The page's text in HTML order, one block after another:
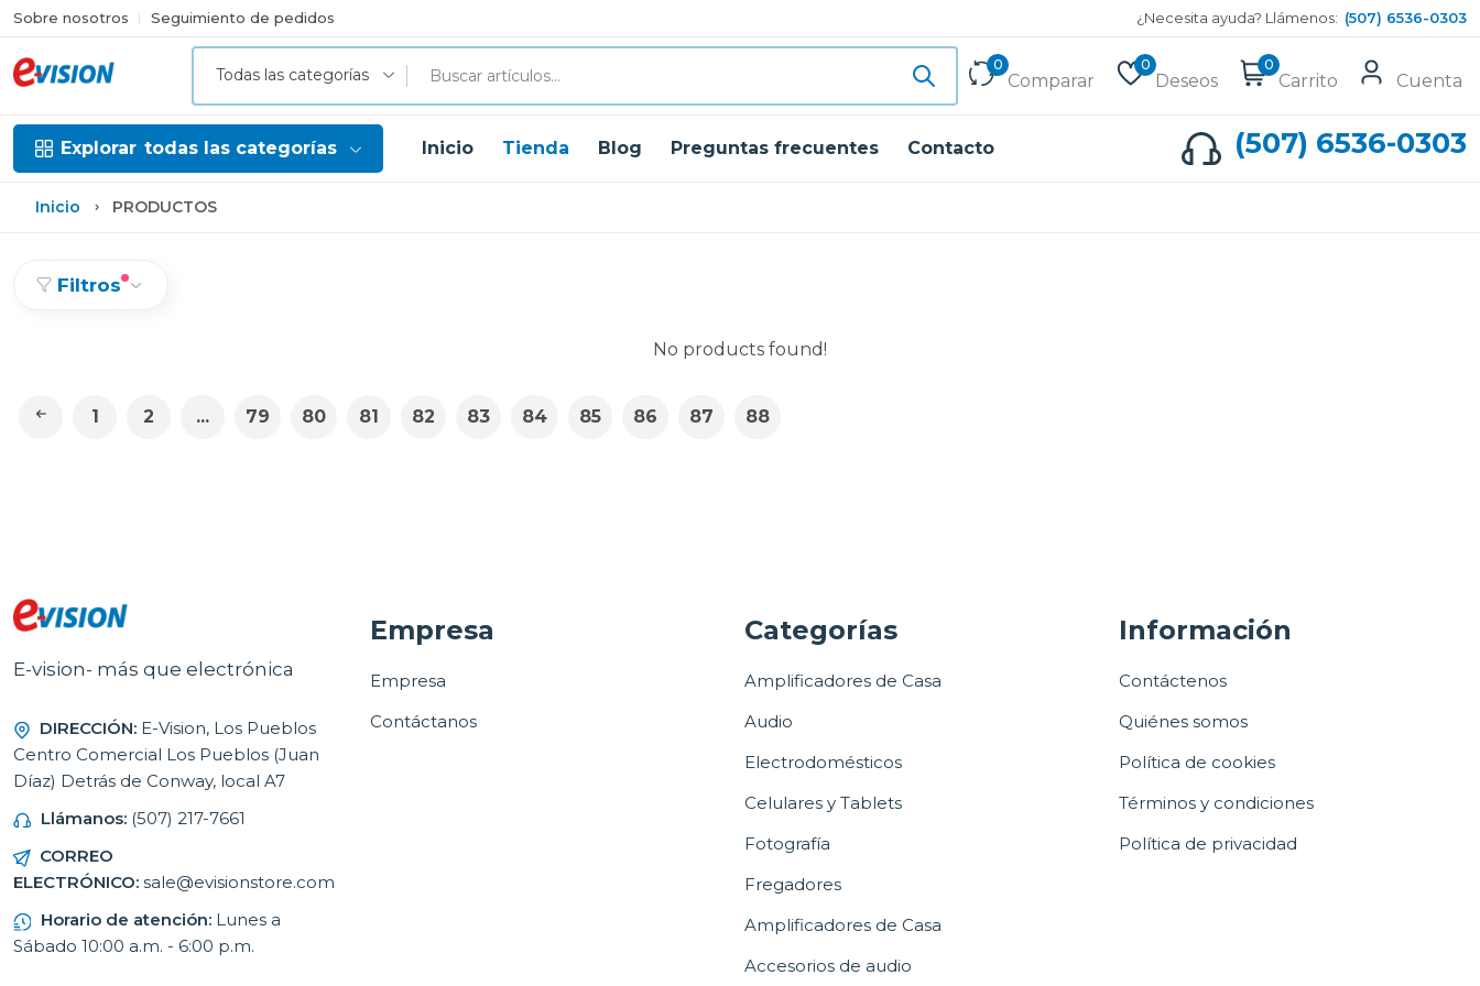
Sobre nosotros Seguimiento de pedidos ¿Necesita ayuda? Llámenos: (507) 6536-0303
Todas las categorías
0
Comparar
0
Deseos
0
Carrito Cuenta
Explorar todas las categorías Inicio Tienda Blog Preguntas frecuentes Contacto (507) 6536-0303
Inicio PRODUCTOS
Filtros
No products found!
1 2 ... 79 80 81 82 83 84 85 86 87 88
E-vision- más que electrónica
DIRECCIÓN: E-Vision, Los Pueblos
Centro Comercial Los Pueblos (Juan
Díaz) Detrás de Conway, local A7
Llámanos: (507) 217-7661
CORREO
ELECTRÓNICO: sale@evisionstore.com
Horario de atención: Lunes a
Sábado 10:00 a.m. - 6:00 p.m.
Empresa
Empresa
Contáctanos
Categorías
Amplificadores de Casa
Audio
Electrodomésticos
Celulares y Tablets
Fotografía
Fregadores
Amplificadores de Casa
Accesorios de audio
Información
Contáctenos
Quiénes somos
Política de cookies
Términos y condiciones
Política de privacidad